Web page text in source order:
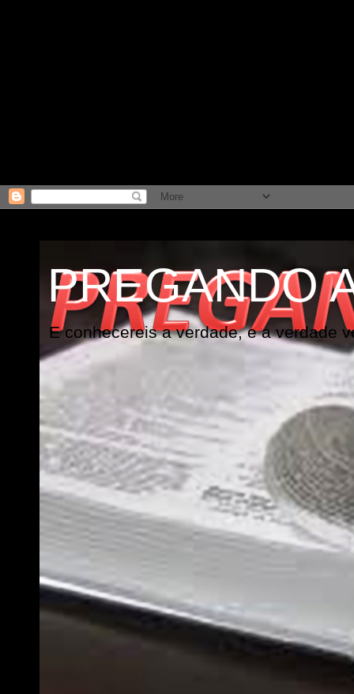
PREGANDO
E conhecereis a verdade, e a verdade